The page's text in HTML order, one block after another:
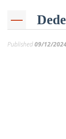
Published09/12/